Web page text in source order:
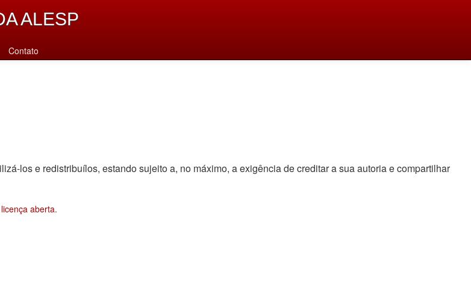
ALESP
Contato
los e redistribuí­los, estando sujeito a, no máximo, a exigência de creditar a sua autoria e compartilhar
licença aberta.